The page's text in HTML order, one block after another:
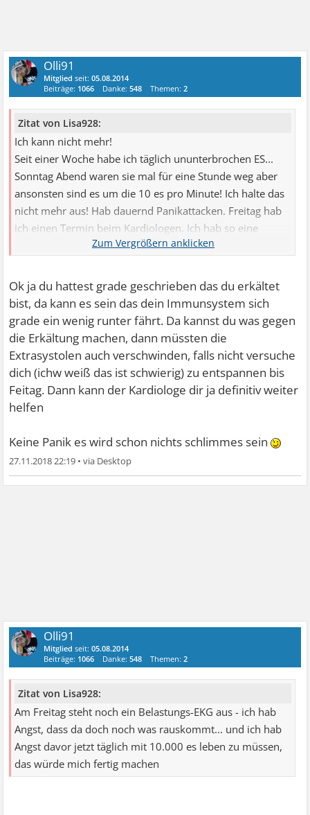
Olli91
Mitglied seit:05.08.2014
Beiträge: 1066 Danke:548 Themen:2
Zitat von Lisa928:
Ich kann nicht mehr!
Seit einer Woche habe ich täglich ununterbrochen ES...
Sonntag Abend waren sie mal für eine Stunde weg aber
ansonsten sind es um die 10 es pro Minute! Ich halte das
nicht mehr aus! Hab dauernd Panikattacken. Freitag hab
ich einen Termin beim Kardiologen. Ich hab so eine
wahnsinnige Angst
Ok ja du hattest grade geschrieben das du erkältet
bist, da kann es sein das dein Immunsystem sich
grade ein wenig runter fährt. Da kannst du was gegen
die Erkältung machen, dann müssten die
Extrasystolen auch verschwinden, falls nicht versuche
dich (ichw weiß das ist schwierig) zu entspannen bis
Feitag. Dann kann der Kardiologe dir ja definitiv weiter
helfen
Keine Panik es wird schon nichts schlimmes sein
27.11.2018 22:19 •
Olli91
Mitglied seit:05.08.2014
Beiträge: 1066 Danke:548 Themen:2
Zitat von Lisa928:
Am Freitag steht noch ein Belastungs-EKG aus - ich hab
Angst, dass da doch noch was rauskommt... und ich hab
Angst davor jetzt täglich mit 10.000 es leben zu müssen,
das würde mich fertig machen